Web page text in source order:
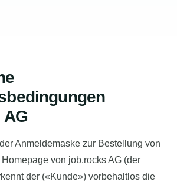
Anmeldemaske zur Bestellung von
von job.rocks AG (der
der («Kunde») vorbehaltlos die